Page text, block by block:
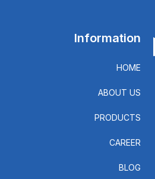
Information
HOME
ABOUT US
PRODUCTS
CAREER
BLOG